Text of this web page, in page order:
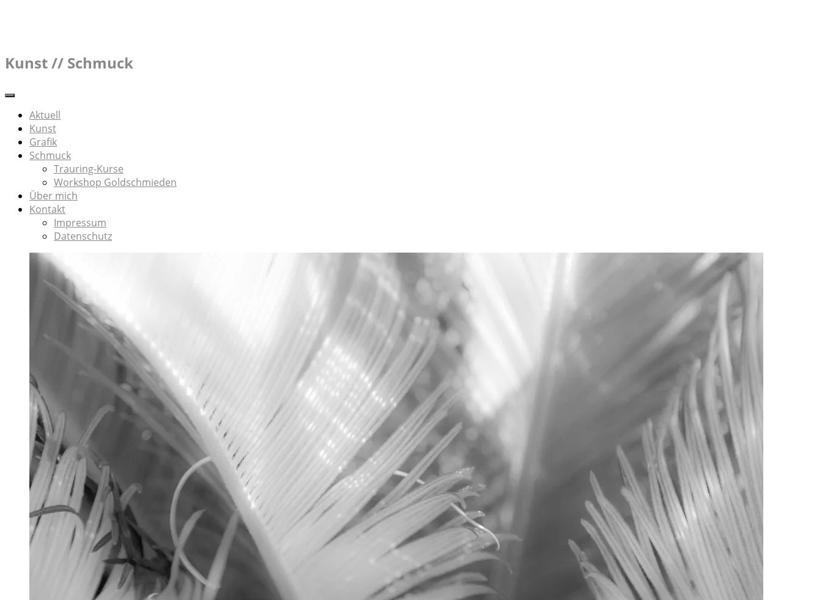
Kunst // Schmuck
Aktuell
Kunst
Grafik
Schmuck
Trauring-Kurse
Workshop Goldschmieden
Über mich
Kontakt
Impressum
Datenschutz